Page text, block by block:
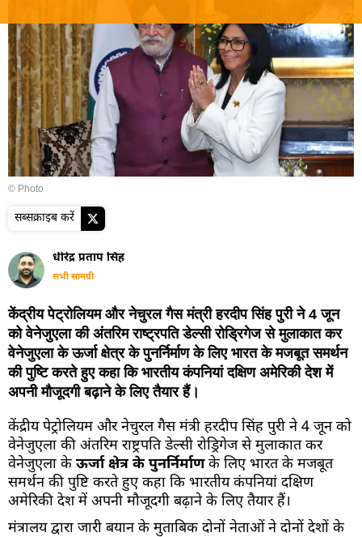
© Photo
सब्सक्राइब करें
धीरेंद्र प्रताप सिंह
सभी सामग्री
केंद्रीय पेट्रोलियम और नेचुरल गैस मंत्री हरदीप सिंह पुरी ने 4 जून
को वेनेजुएला की अंतरिम राष्ट्रपति डेल्सी रोड्रिगेज से मुलाकात कर
वेनेजुएला के ऊर्जा क्षेत्र के पुनर्निर्माण के लिए भारत के मजबूत समर्थन
की पुष्टि करते हुए कहा कि भारतीय कंपनियां दक्षिण अमेरिकी देश में
अपनी मौजूदगी बढ़ाने के लिए तैयार हैं।
केंद्रीय पेट्रोलियम और नेचुरल गैस मंत्री हरदीप सिंह पुरी ने 4 जून को
वेनेजुएला की अंतरिम राष्ट्रपति डेल्सी रोड्रिगेज से मुलाकात कर
वेनेजुएला के ऊर्जा क्षेत्र के पुनर्निर्माणके लिए भारत के मजबूत
समर्थन की पुष्टि करते हुए कहा कि भारतीय कंपनियां दक्षिण
अमेरिकी देश में अपनी मौजूदगी बढ़ाने के लिए तैयार हैं।
मंत्रालय द्वारा जारी बयान के मुताबिक दोनों नेताओं ने दोनों देशों के